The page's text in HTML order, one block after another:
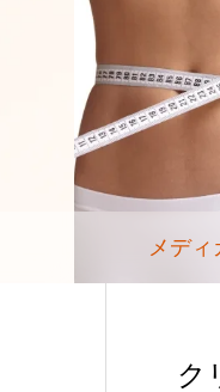
メデ
ク